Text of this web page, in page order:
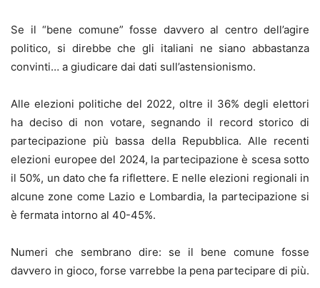
Se il “bene comune” fosse davvero al centro dell’agire
politico, si direbbe che gli italiani ne siano abbastanza
convinti… a giudicare dai dati sull’astensionismo.
Alle elezioni politiche del 2022, oltre il 36% degli elettori
ha deciso di non votare, segnando il record storico di
partecipazione più bassa della Repubblica. Alle recenti
elezioni europee del 2024, la partecipazione è scesa sotto
il 50%, un dato che fa riflettere. E nelle elezioni regionali in
alcune zone come Lazio e Lombardia, la partecipazione si
è fermata intorno al 40-45%.
Numeri che sembrano dire: se il bene comune fosse
davvero in gioco, forse varrebbe la pena partecipare di più.